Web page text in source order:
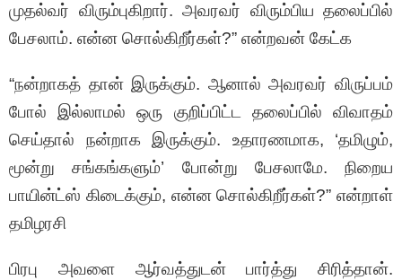
முதல்வர் விரும்புகிறார். அவரவர் விரும்பிய தலைப்பில்
பேசலாம். என்ன சொல்கிறீர்கள்?” என்றவன் கேட்க
“நன்றாகத் தான் இருக்கும். ஆனால் அவரவர் விருப்பம்
போல் இல்லாமல் ஒரு குறிப்பிட்ட தலைப்பில் விவாதம்
செய்தால் நன்றாக இருக்கும். உதாரணமாக, ‘தமிழும்,
மூன்று சங்கங்களும்’ போன்று பேசலாமே. நிறைய
பாயின்ட்ஸ் கிடைக்கும், என்ன சொல்கிறீர்கள்?” என்றாள்
தமிழரசி
பிரபு அவளை ஆர்வத்துடன் பார்த்து சிரித்தான்.